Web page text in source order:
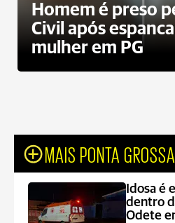
Homem é preso
Civil após
mulher em PG
MAIS PONTA GROSSA
Idosa é
dentro
Odete